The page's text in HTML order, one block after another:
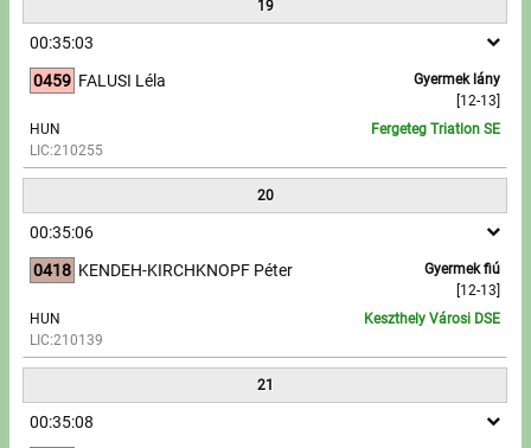
19
00:35:03
0459
Gyermek lány
[12-13]
FALUSI Léla
HUN
LIC:210255
Fergeteg Triatlon SE
20
00:35:06
0418
Gyermek fiú
[12-13]
KENDEH-KIRCHKNOPF Péter
HUN
LIC:210139
Keszthely Városi DSE
21
00:35:08